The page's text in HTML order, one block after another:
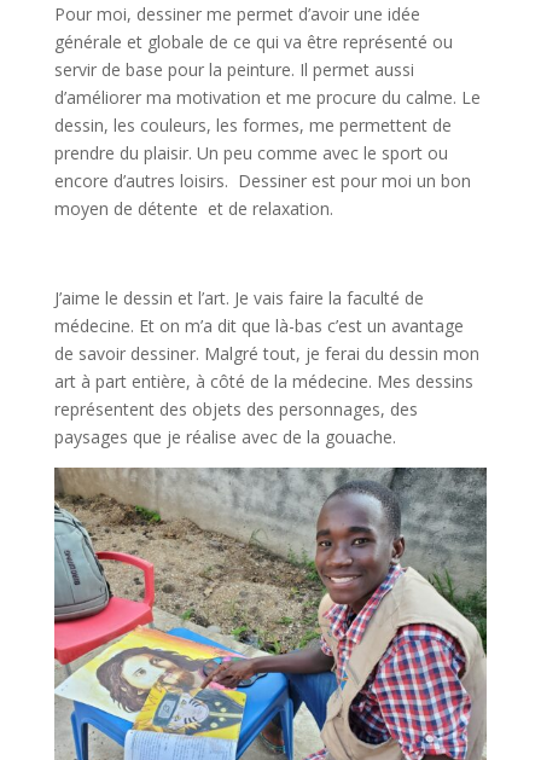
Pour moi, dessiner me permet d’avoir une idée
générale et globale de ce qui va être représenté ou
servir de base pour la peinture. Il permet aussi
d’améliorer ma motivation et me procure du calme. Le
dessin, les couleurs, les formes, me permettent de
prendre du plaisir. Un peu comme avec le sport ou
encore d’autres loisirs. Dessiner est pour moi un bon
moyen de détente et de relaxation.
J’aime le dessin et l’art. Je vais faire la faculté de
médecine. Et on m’a dit que là-bas c’est un avantage
de savoir dessiner. Malgré tout, je ferai du dessin mon
art à part entière, à côté de la médecine. Mes dessins
représentent des objets des personnages, des
paysages que je réalise avec de la gouache.